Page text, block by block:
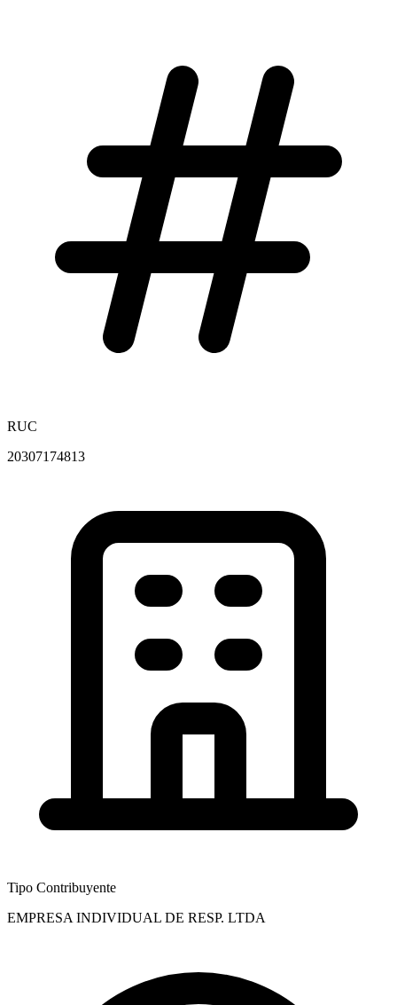
RUC
20307174813
Tipo Contribuyente
EMPRESA INDIVIDUAL DE RESP. LTDA